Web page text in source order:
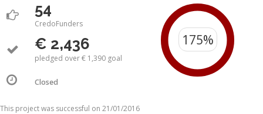
54
CredoFunders
€ 2,436
pledged over € 1,390 goal
Closed
This project was successful on 21/01/2016